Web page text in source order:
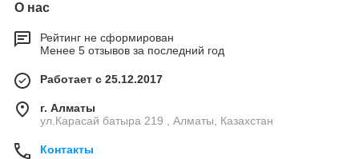
О нас
Рейтинг не сформирован
Менее 5 отзывов за последний год
Работает с 25.12.2017
г. Алматы
ул.Карасай батыра 219 , Алматы, Казахстан
Контакты